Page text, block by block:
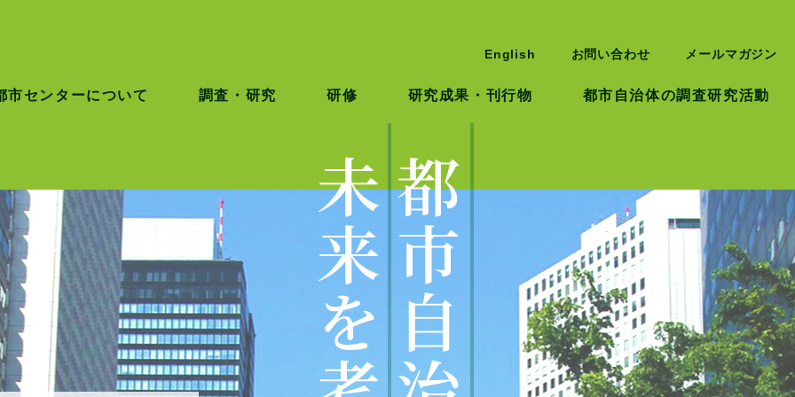
市センターについて 調査・研究 研修 研究成果・刊行物 都市自治体の調査研究活動
English お問い合わせ メールマガジン